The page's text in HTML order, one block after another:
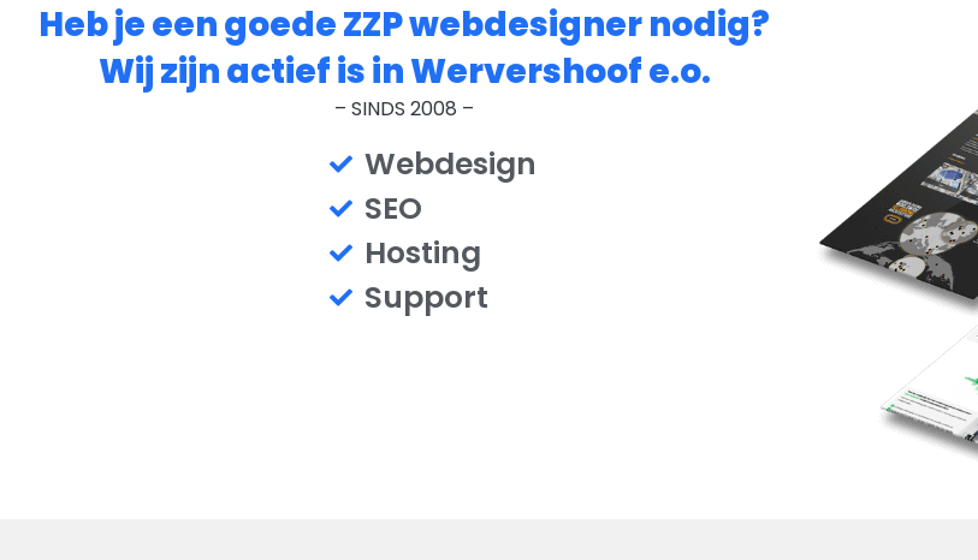
Heb je een goede ZZP webdesigner nodig?
Wij zijn actief is in Wervershoof e.o.
– SINDS 2008 –
Webdesign
SEO
Hosting
Support